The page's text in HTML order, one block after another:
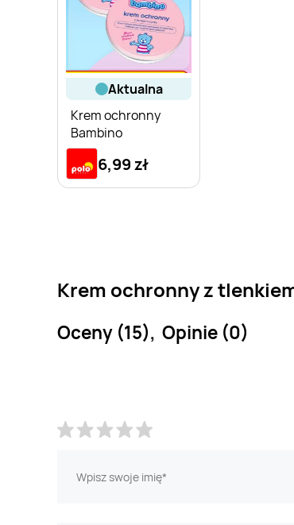
aktualna
Krem ochronny
Bambino
6,99 zł
Krem ochronny z
Oceny (15), Opinie (0)